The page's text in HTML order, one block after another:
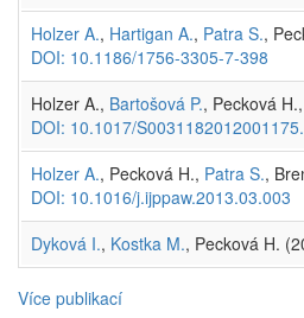
Holzer A., Hartigan A., Patra S.,
DOI: 10.1186/1756-3305-7-398
Holzer A., Bartošová P., Pecková H.,
DOI: 10.1017/S0031182012001175.
Holzer A., Pecková H., Patra S.,
DOI: 10.1016/j.ijppaw.2013.03.003
Dyková I., Kostka M., Pecková H.
Více publikací